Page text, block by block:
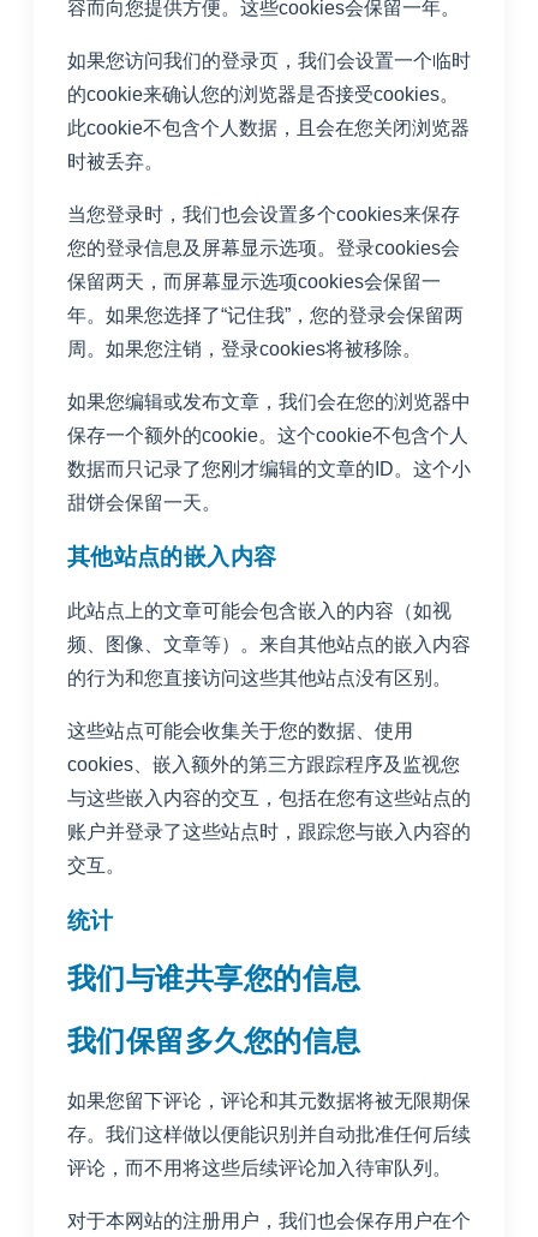
容而向您提供方便。这些cookies会保留一年。
如果您访问我们的登录页，我们会设置一个临时
的cookie来确认您的浏览器是否接受cookies。
此cookie不包含个人数据，且会在您关闭浏览器
时被丢弃。
当您登录时，我们也会设置多个cookies来保存
您的登录信息及屏幕显示选项。登录cookies会
保留两天，而屏幕显示选项cookies会保留一
年。如果您选择了“记住我”，您的登录会保留两
周。如果您注销，登录cookies将被移除。
如果您编辑或发布文章，我们会在您的浏览器中
保存一个额外的cookie。这个cookie不包含个人
数据而只记录了您刚才编辑的文章的ID。这个小
甜饼会保留一天。
其他站点的嵌入内容
此站点上的文章可能会包含嵌入的内容（如视
频、图像、文章等）。来自其他站点的嵌入内容
的行为和您直接访问这些其他站点没有区别。
这些站点可能会收集关于您的数据、使用
cookies、嵌入额外的第三方跟踪程序及监视您
与这些嵌入内容的交互，包括在您有这些站点的
账户并登录了这些站点时，跟踪您与嵌入内容的
交互。
统计
我们与谁共享您的信息
我们保留多久您的信息
如果您留下评论，评论和其元数据将被无限期保
存。我们这样做以便能识别并自动批准任何后续
评论，而不用将这些后续评论加入待审队列。
对于本网站的注册用户，我们也会保存用户在个